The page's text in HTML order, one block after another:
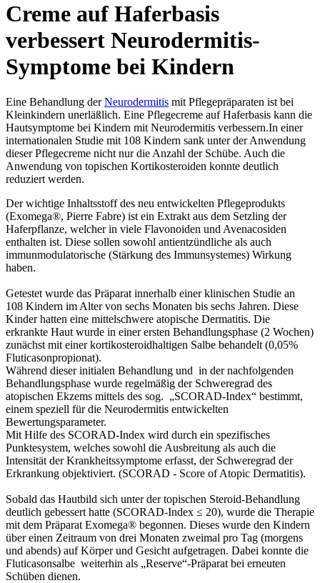
Creme auf Haferbasis
verbessert Neurodermitis-
Symptome bei Kindern
Eine Behandlung derNeurodermitis mit Pflegepräparaten ist bei
Kleinkindern unerläßlich. Eine Pflegecreme auf Haferbasis kann die
Hautsymptome bei Kindern mit Neurodermitis verbessern.In einer
internationalen Studie mit 108 Kindern sank unter der Anwendung
dieser Pflegecreme nicht nur die Anzahl der Schübe. Auch die
Anwendung von topischen Kortikosteroiden konnte deutlich
reduziert werden.
Der wichtige Inhaltsstoff des neu entwickelten Pflegeprodukts
(Exomega®, Pierre Fabre) ist ein Extrakt aus dem Setzling der
Haferpflanze, welcher in viele Flavonoiden und Avenacosiden
enthalten ist. Diese sollen sowohl antientzündliche als auch
immunmodulatorische (Stärkung des Immunsystemes) Wirkung
haben.
Getestet wurde das Präparat innerhalb einer klinischen Studie an
108 Kindern im Alter von sechs Monaten bis sechs Jahren. Diese
Kinder hatten eine mittelschwere atopische Dermatitis. Die
erkrankte Haut wurde in einer ersten Behandlungsphase (2 Wochen)
zunächst mit einer kortikosteroidhaltigen Salbe behandelt (0,05%
Fluticasonpropionat).
Während dieser initialen Behandlung und in der nachfolgenden
Behandlungsphase wurde regelmäßig der Schweregrad des
atopischen Ekzems mittels des sog. „SCORAD-Index“ bestimmt,
einem speziell für die Neurodermitis entwickelten
Bewertungsparameter.
Mit Hilfe des SCORAD-Index wird durch ein spezifisches
Punktesystem, welches sowohl die Ausbreitung als auch die
Intensität der Krankheitssymptome erfasst, der Schweregrad der
Erkrankung objektiviert. (SCORAD - Score of Atopic Dermatitis).
Sobald das Hautbild sich unter der topischen Steroid-Behandlung
deutlich gebessert hatte (SCORAD-Index ≤ 20), wurde die Therapie
mit dem Präparat Exomega® begonnen. Dieses wurde den Kindern
über einen Zeitraum von drei Monaten zweimal pro Tag (morgens
und abends) auf Körper und Gesicht aufgetragen. Dabei konnte die
Fluticasonsalbe weiterhin als „Reserve“-Präparat bei erneuten
Schüben dienen.